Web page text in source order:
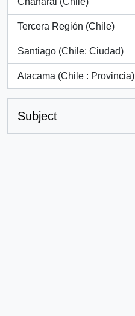
, 1 results
Tercera Región (Chile)
, 1 results
Santiago (Chile: Ciudad)
, 1 results
Atacama (Chile : Provincia)
, 1 results
Subject